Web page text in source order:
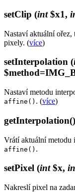
setClip (int$x1,
Nastaví aktuální ořez,
pixely. (více)
setInterpolation (
Nastaví metodu
affine() . (více)
getInterpolation()
Vrátí aktuální metodu
affine() .
setPixel (int$x,
Nakreslí pixel na